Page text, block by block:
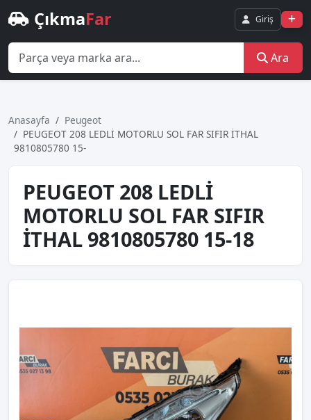
ÇıkmaFar Giriş
Ara
Anasayfa
Peugeot
PEUGEOT 208 LEDLİ MOTORLU SOL FAR SIFIR İTHAL
9810805780 15-
PEUGEOT 208 LEDLİ
MOTORLU SOL FAR SIFIR
İTHAL 9810805780 15-18